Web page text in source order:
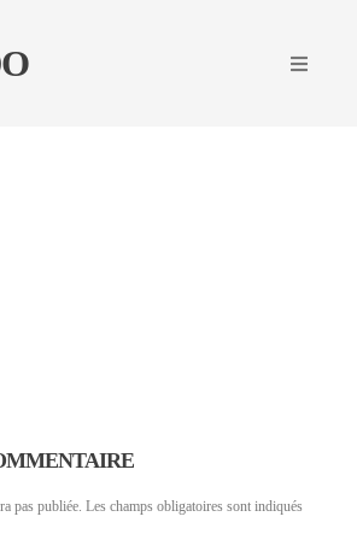
pas publiée. Les champs obligatoires sont indiqués